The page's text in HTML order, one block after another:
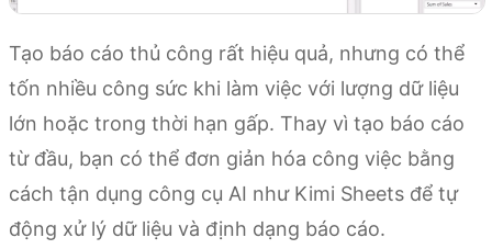
Tạo báo cáo thủ công rất hiệu quả, nhưng có thể
tốn nhiều công sức khi làm việc với lượng dữ liệu
lớn hoặc trong thời hạn gấp. Thay vì tạo báo cáo
từ đầu, bạn có thể đơn giản hóa công việc bằng
cách tận dụng công cụ AI như Kimi Sheets để tự
động xử lý dữ liệu và định dạng báo cáo.